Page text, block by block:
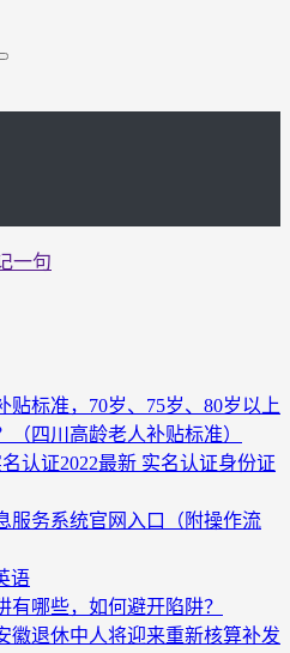
一句
贴标准，70岁、75岁、80岁以上
（四川高龄老人补贴标准）
认证2022最新 实名认证身份证
服务系统官网入口（附操作流
语
有哪些，如何避开陷阱？
徽退休中人将迎来重新核算补发